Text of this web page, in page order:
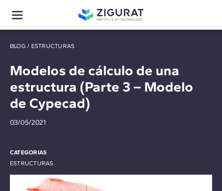
BLOG / ESTRUCTURAS
Modelos de cálculo de una
estructura (Parte 3 – Modelo
de Cypecad)
03/05/2021
CATEGORIAS
ESTRUCTURAS